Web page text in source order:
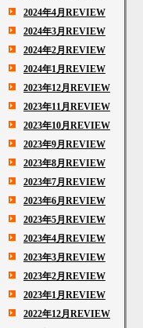
2024年4月REVIEW
2024年3月REVIEW
2024年2月REVIEW
2024年1月REVIEW
2023年12月REVIEW
2023年11月REVIEW
2023年10月REVIEW
2023年9月REVIEW
2023年8月REVIEW
2023年7月REVIEW
2023年6月REVIEW
2023年5月REVIEW
2023年4月REVIEW
2023年3月REVIEW
2023年2月REVIEW
2023年1月REVIEW
2022年12月REVIEW